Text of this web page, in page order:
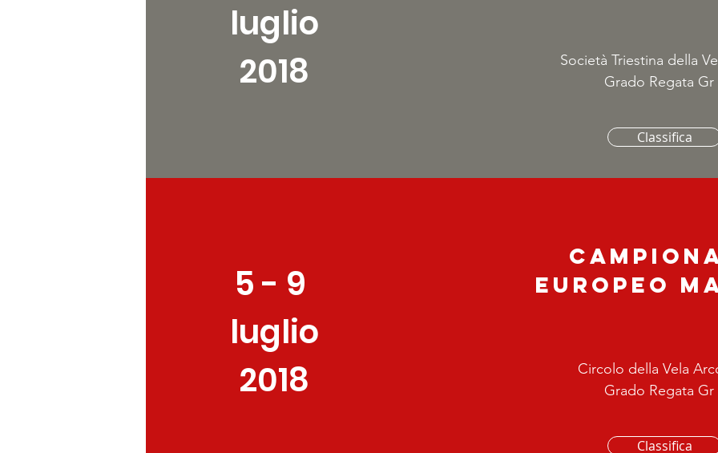
luglio
2018
Società Triestina della
Grado Regata Gr
Classifica
5 - 9
luglio
2018
Europeo
Circolo della Vela
Grado Regata Gr
Classifica